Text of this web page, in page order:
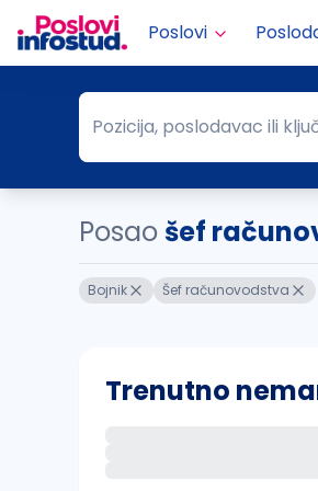
Poslovi
Pozicija, poslodavac ili
Pozicija, poslodavac ili
Posao šef
Bojnik Šef računovodstva
Trenutno